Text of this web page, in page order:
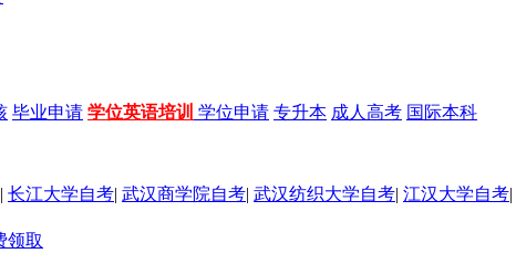
毕业申请 学位英语培训 学位申请 专升本 成人高考 国际本科
| 长江大学自考| 武汉商学院自考| 武汉纺织大学自考| 江汉大学自考|